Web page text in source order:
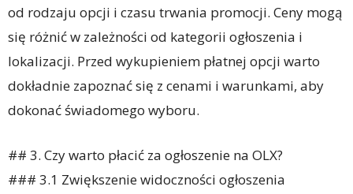
od rodzaju opcji i czasu trwania promocji. Ceny mogą
się różnić w zależności od kategorii ogłoszenia i
lokalizacji. Przed wykupieniem płatnej opcji warto
dokładnie zapoznać się z cenami i warunkami, aby
dokonać świadomego wyboru.
## 3. Czy warto płacić za ogłoszenie na OLX?
### 3.1 Zwiększenie widoczności ogłoszenia